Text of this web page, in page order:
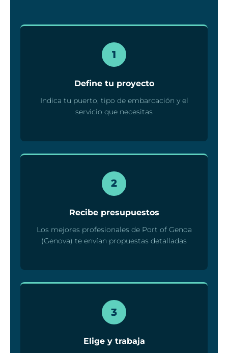
1
Define tu proyecto
Indica tu puerto, tipo de embarcación y el
servicio que necesitas
2
Recibe presupuestos
Los mejores profesionales de Port of Genoa
(Genova) te envían propuestas detalladas
3
Elige y trabaja